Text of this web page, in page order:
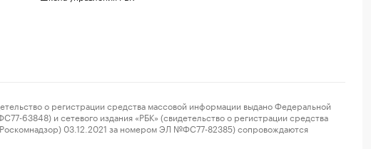
о регистрации средства массовой информации выдано Федеральной
63848) и сетевого издания «РБК» (свидетельство о регистрации средства
03.12.2021 за номером ЭЛ №ФС77-82385) сопровождаются